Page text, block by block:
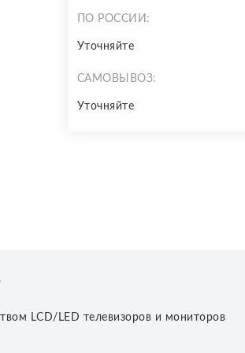
ПО РОССИИ:
Уточняйте
САМОВЫВОЗ:
Уточняйте
LCD/LED телевизоров и мониторов